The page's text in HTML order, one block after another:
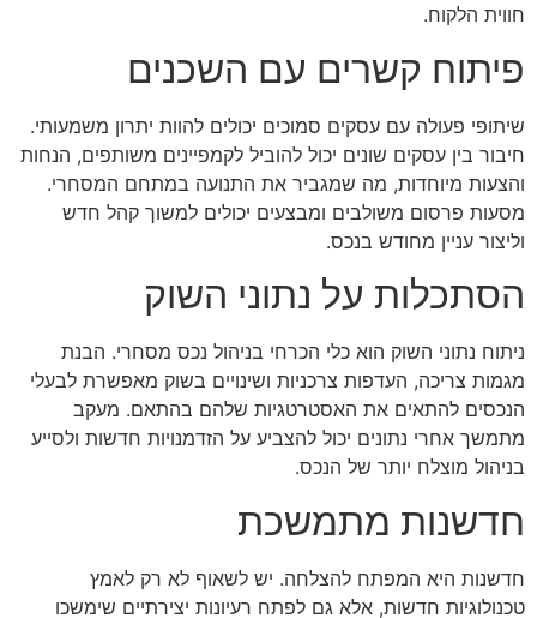
חווית הלקוח.
פיתוח קשרים עם השכנים
שיתופי פעולה עם עסקים סמוכים יכולים להוות יתרון משמעותי.
חיבור בין עסקים שונים יכול להוביל לקמפיינים משותפים, הנחות
והצעות מיוחדות, מה שמגביר את התנועה במתחם המסחרי.
מסעות פרסום משולבים ומבצעים יכולים למשוך קהל חדש
וליצור עניין מחודש בנכס.
הסתכלות על נתוני השוק
ניתוח נתוני השוק הוא כלי הכרחי בניהול נכס מסחרי. הבנת
מגמות צריכה, העדפות צרכניות ושינויים בשוק מאפשרת לבעלי
הנכסים להתאים את האסטרטגיות שלהם בהתאם. מעקב
מתמשך אחרי נתונים יכול להצביע על הזדמנויות חדשות ולסייע
בניהול מוצלח יותר של הנכס.
חדשנות מתמשכת
חדשנות היא המפתח להצלחה. יש לשאוף לא רק לאמץ
טכנולוגיות חדשות, אלא גם לפתח רעיונות יצירתיים שימשכו